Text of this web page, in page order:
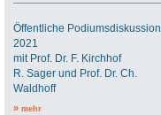
Öffentliche Podiumsdiskussion
2021
mit Prof. Dr. F. Kirchhof
R. Sager und Prof. Dr. Ch.
Waldhoff
» mehr